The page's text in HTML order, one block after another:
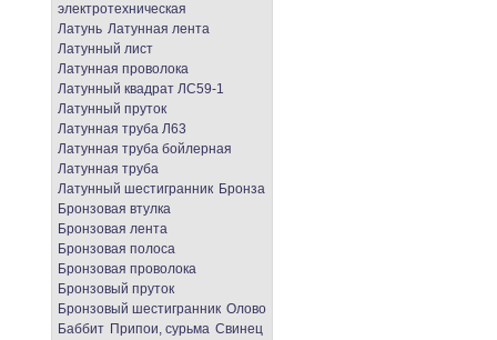
электротехническая
Латунь Латунная лента
Латунный лист
Латунная проволока
Латунный квадрат ЛС59-1
Латунный пруток
Латунная труба Л63
Латунная труба бойлерная
Латунная труба
Латунный шестигранник Бронза
Бронзовая втулка
Бронзовая лента
Бронзовая полоса
Бронзовая проволока
Бронзовый пруток
Бронзовый шестигранник Олово
Баббит Припои, сурьма Свинец